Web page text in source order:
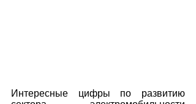
Интересные цифры по развитию